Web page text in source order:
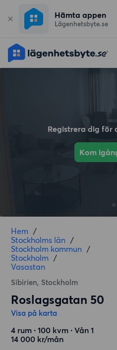
Hämta appen
Lägenhetsbyte.se
Registrera dig för
Kom
Hem /
Stockholms län /
Stockholm kommun /
Stockholm /
Vasastan
Sibirien, Stockholm
Roslagsgatan 50
Visa på karta
4 rum ∙ 100 kvm ∙ Vån 1
14 000 kr/mån